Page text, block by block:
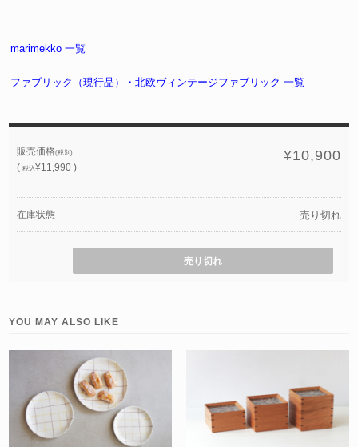
marimekko 一覧
ファブリック（現行品）・北欧ヴィンテージファブリック 一覧
販売価格(税別)
(税込¥11,990 )
¥10,900
在庫状態 売り切れ
売り切れ
YOU MAY ALSO LIKE